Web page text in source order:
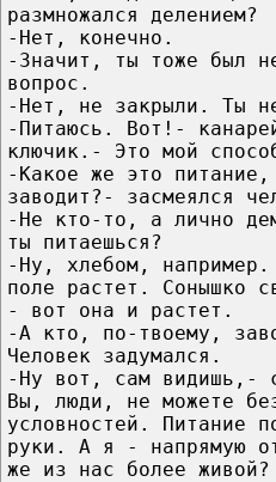
размножался делением?
-Нет, конечно.
-Значит, ты тоже был
вопрос.
-Нет, не закрыли. Ты
-Питаюсь. Вот!-
ключик.- Это мой
-Какое же это
заводит?- засмеялся
-Не кто-то, а лично
ты питаешься?
-Ну, хлебом,
поле растет. Сонышко
- вот она и растет.
-А кто, по-твоему,
Человек задумался.
-Ну вот, сам видишь,-
Вы, люди, не можете
условностей. Питание
руки. А я - напрямую
же из нас более живой?